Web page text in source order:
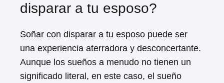
disparar a tu esposo?
Soñar con disparar a tu esposo puede ser
una experiencia aterradora y desconcertante.
Aunque los sueños a menudo no tienen un
significado literal, en este caso, el sueño